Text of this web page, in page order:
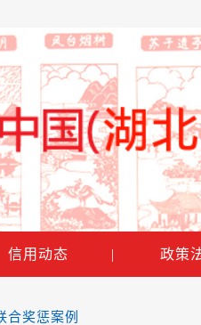
信用动态 | 政策
合奖惩案例